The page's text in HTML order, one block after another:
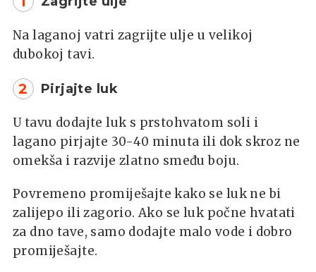
Na laganoj vatri zagrijte ulje u velikoj
dubokoj tavi.
2 Pirjajte luk
U tavu dodajte luk s prstohvatom soli i
lagano pirjajte 30-40 minuta ili dok skroz ne
omekša i razvije zlatno smeđu boju.
Povremeno promiješajte kako se luk ne bi
zalijepo ili zagorio. Ako se luk počne hvatati
za dno tave, samo dodajte malo vode i dobro
promiješajte.